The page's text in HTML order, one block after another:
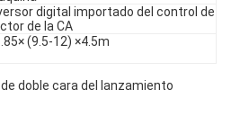
digital importado del control de
de la CA
(9.5-12) ×4.5m
doble cara del lanzamiento